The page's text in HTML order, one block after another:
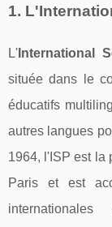
1.
L' International
située dans le
éducatifs
autres langues
1964, l'ISP est la
Paris et est